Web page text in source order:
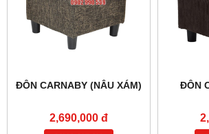
ĐÔN CARNABY (NÂU XÁM)
2,690,000 đ
ĐÔN